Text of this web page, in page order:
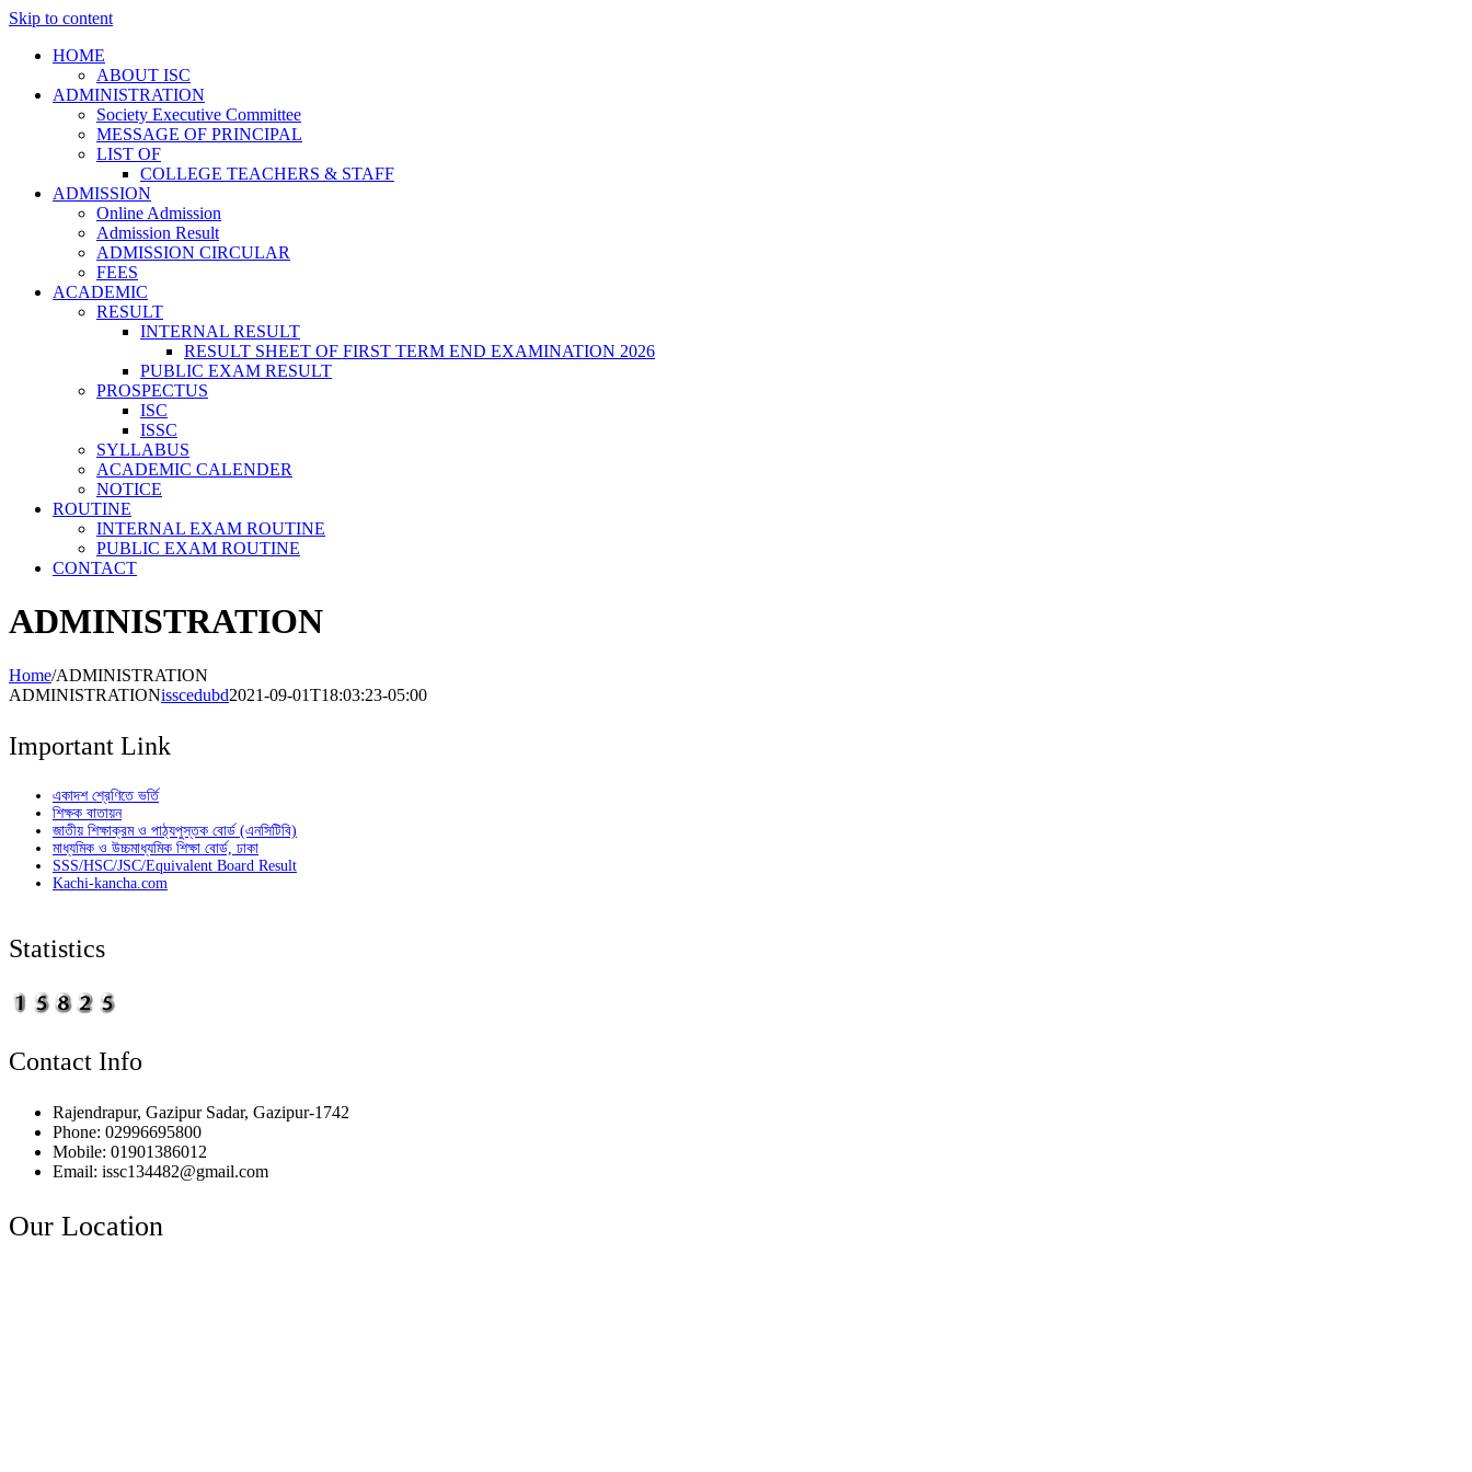
Skip to content
HOME
ABOUT ISC
ADMINISTRATION
Society Executive Committee
MESSAGE OF PRINCIPAL
LIST OF
COLLEGE TEACHERS & STAFF
ADMISSION
Online Admission
Admission Result
ADMISSION CIRCULAR
FEES
ACADEMIC
RESULT
INTERNAL RESULT
RESULT SHEET OF FIRST TERM END EXAMINATION 2026
PUBLIC EXAM RESULT
PROSPECTUS
ISC
ISSC
SYLLABUS
ACADEMIC CALENDER
NOTICE
ROUTINE
INTERNAL EXAM ROUTINE
PUBLIC EXAM ROUTINE
CONTACT
ADMINISTRATION
Home/ADMINISTRATION
ADMINISTRATIONisscedubd2021-09-01T18:03:23-05:00
Important Link
একাদশ শ্রেণিতে ভর্তি
শিক্ষক বাতায়ন
জাতীয় শিক্ষাক্রম ও পাঠ্যপুস্তক বোর্ড (এনসিটিবি)
মাধ্যমিক ও উচ্চমাধ্যমিক শিক্ষা বোর্ড, ঢাকা
SSS/HSC/JSC/Equivalent Board Result
Kachi-kancha.com
Statistics
Contact Info
Rajendrapur, Gazipur Sadar, Gazipur-1742
Phone: 02996695800
Mobile: 01901386012
Email: issc134482@gmail.com
Our Location